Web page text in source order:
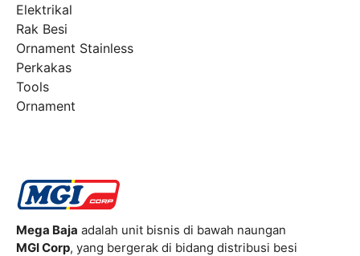
Elektrikal
Rak Besi
Ornament Stainless
Perkakas
Tools
Ornament
Mega Baja adalah unit bisnis di bawah naungan
MGI Corp, yang bergerak di bidang distribusi besi